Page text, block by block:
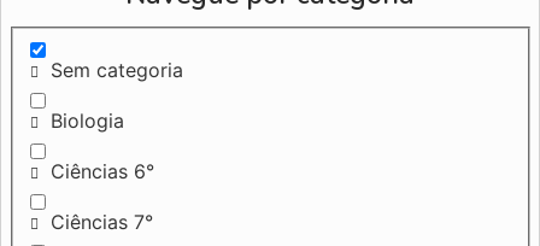
Sem categoria
Biologia
Ciências 6°
Ciências 7°